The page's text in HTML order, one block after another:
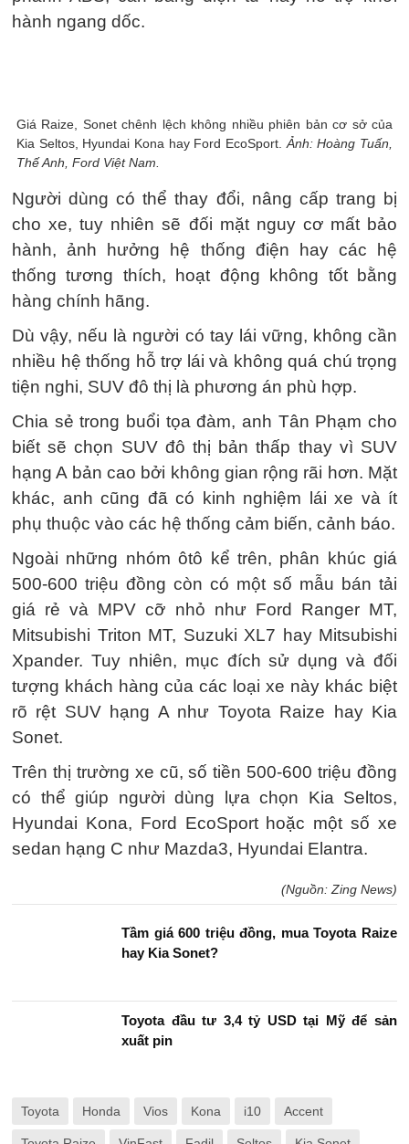
Deluxe hay Hyundai Kona 2.0 Tiêu chuẩn thua
Cụ thể, các trang bị phổ biến của những phương
án SUV đô thị kể trên gồm ghế nỉ chỉnh cơ, điều
an toàn cơ bản như cảm biến và camera lùi,
phanh ABS, cân bằng điện tử hay hỗ trợ khởi
hành ngang dốc.
Giá Raize, Sonet chênh lệch không nhiều phiên bản cơ sở của
Kia Seltos, Hyundai Kona hay Ford EcoSport.
Ảnh: Hoàng Tuấn,
Thế Anh, Ford Việt Nam.
Người dùng có thể thay đổi, nâng cấp trang bị
cho xe, tuy nhiên sẽ đối mặt nguy cơ mất bảo
hành, ảnh hưởng hệ thống điện hay các hệ
thống tương thích, hoạt động không tốt bằng
hàng chính hãng.
Dù vậy, nếu là người có tay lái vững, không cần
nhiều hệ thống hỗ trợ lái và không quá chú trọng
tiện nghi, SUV đô thị là phương án phù hợp.
Chia sẻ trong buổi tọa đàm, anh Tân Phạm cho
biết sẽ chọn SUV đô thị bản thấp thay vì SUV
hạng A bản cao bởi không gian rộng rãi hơn. Mặt
khác, anh cũng đã có kinh nghiệm lái xe và ít
Ngoài những nhóm ôtô kể trên, phân khúc giá
500-600 triệu đồng còn có một số mẫu bán tải
giá rẻ và MPV cỡ nhỏ như Ford Ranger MT,
Xpander. Tuy nhiên, mục đích sử dụng và đối
rõ rệt SUV hạng A như Toyota Raize hay Kia
Trên thị trường xe cũ, số tiền 500-600 triệu đồng
có thể giúp người dùng lựa chọn Kia Seltos,
Hyundai Kona, Ford EcoSport hoặc một số xe
(Nguồn: Zing News)